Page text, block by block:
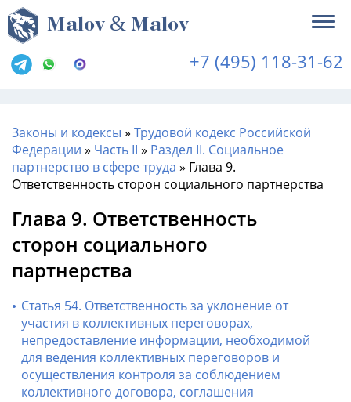
Malov & Malov
+7 (495) 118-31-62
Законы и кодексы » Трудовой кодекс Российской
Федерации » Часть II » Раздел II. Социальное
партнерство в сфере труда » Глава 9.
Ответственность сторон социального партнерства
Глава 9. Ответственность
сторон социального
партнерства
Статья 54. Ответственность за уклонение от
участия в коллективных переговорах,
непредоставление информации, необходимой
для ведения коллективных переговоров и
осуществления контроля за соблюдением
коллективного договора, соглашения